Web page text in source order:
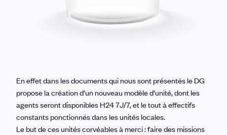
En effet dans les documents qui nous sont présentés le DG
propose la création d’un nouveau modèle d’unité, dont les
agents seront disponibles H24 7J/7, et le tout à effectifs
constants ponctionnés dans les unités locales.
Le but de ces unités corvéables à merci : faire des missions